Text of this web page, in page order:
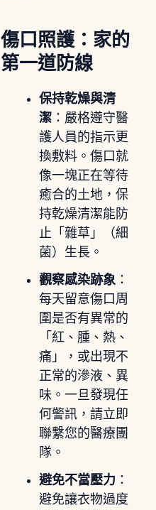
傷口照護：家的
第一道防線
保持乾燥與清
潔：嚴格遵守醫
護人員的指示更
換敷料。傷口就
像一塊正在等待
癒合的土地，保
持乾燥清潔能防
止「雜草」（細
菌）生長。
觀察感染跡象 ：
每天留意傷口周
圍是否有異常的
「紅、腫、熱、
痛」，或出現不
正常的滲液、異
味。一旦發現任
何警訊，請立即
聯繫您的醫療團
隊。
避免不當壓力 ：
避免讓衣物過度